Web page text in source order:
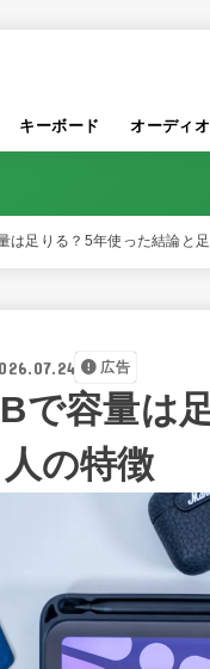
キーボード オーディオ
は足りる？5年使った結論と
広告
で容量は
の特徴